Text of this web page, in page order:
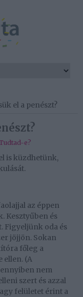
el a penészt?
Tudtad-e?
is küzdhetünk,
az éppen
Kesztyűben és
Figyeljünk oda és
jöjjön. Sokan
főleg a
ellen. (A
nem
szert és azzal
felületet érint a